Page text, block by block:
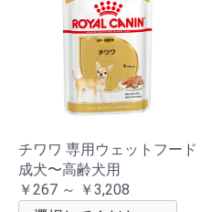
チワワ 専用ウェットフード
成犬〜高齢犬用
￥267 ～ ￥3,208